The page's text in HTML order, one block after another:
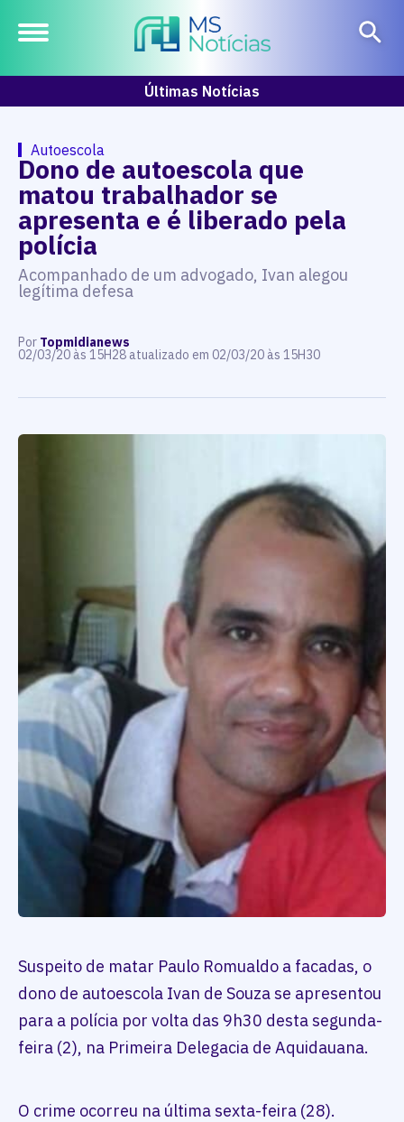
Últimas Notícias
Autoescola
Dono de autoescola que
matou trabalhador se
apresenta e é liberado pela
polícia
Acompanhado de um advogado, Ivan alegou
legítima defesa
Por Topmidianews
02/03/20 às 15H28 atualizado em 02/03/20 às 15H30
Suspeito de matar Paulo Romualdo a facadas, o
dono de autoescola Ivan de Souza se apresentou
para a polícia por volta das 9h30 desta segunda-
feira (2), na Primeira Delegacia de Aquidauana.
O crime ocorreu na última sexta-feira (28).